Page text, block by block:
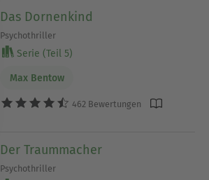
Das Dornenkind
Psychothriller
Serie (Teil 5)
Max Bentow
462 Bewertungen
Der Traummacher
Psychothriller